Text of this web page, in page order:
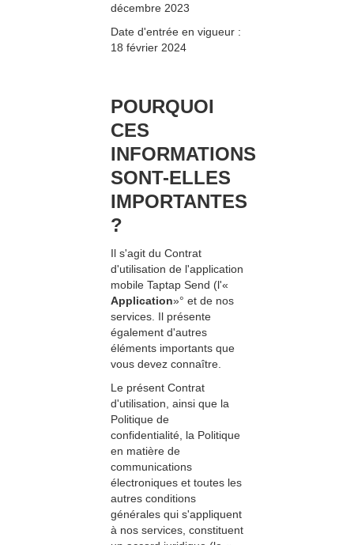
décembre 2023
Date d'entrée en vigueur :
18 février 2024
POURQUOI
CES
INFORMATIONS
SONT-ELLES
IMPORTANTES
?
Il s'agit du Contrat
d'utilisation de l'application
mobile Taptap Send (l'«
Application»° et de nos
services. Il présente
également d'autres
éléments importants que
vous devez connaître.
Le présent Contrat
d'utilisation, ainsi que la
Politique de
confidentialité, la Politique
en matière de
communications
électroniques et toutes les
autres conditions
générales qui s'appliquent
à nos services, constituent